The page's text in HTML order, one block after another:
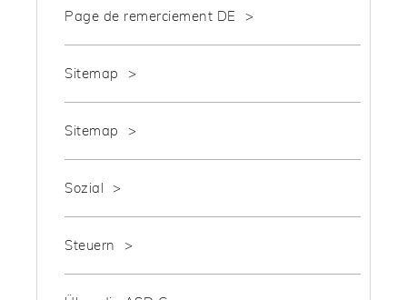
Page de remerciement DE
Sitemap
Sitemap
Sozial
Steuern